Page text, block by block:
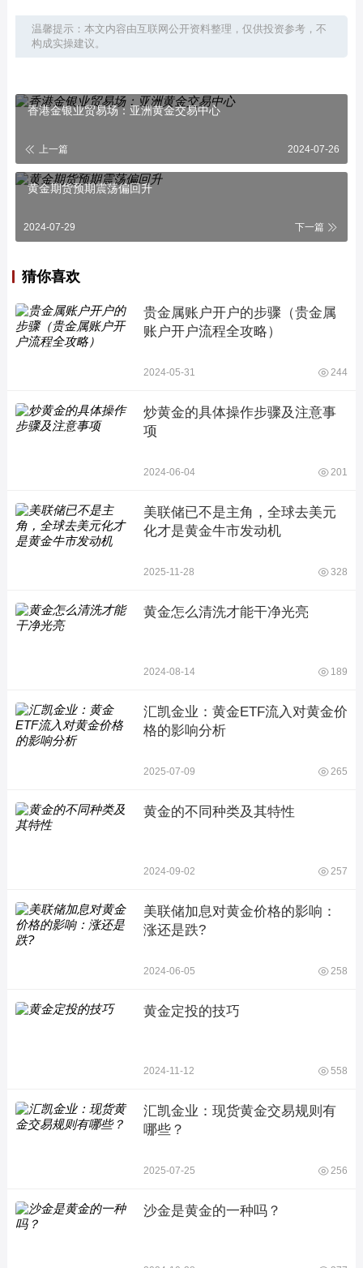
温馨提示：本文内容由互联网公开资料整理，仅供投资参考，不
构成实操建议。
香港金银业贸易场：亚洲黄金交易中心
上一篇 2024-07-26
黄金期货预期震荡偏回升
2024-07-29 下一篇
猜你喜欢
贵金属账户开户的步骤（贵金属
账户开户流程全攻略）
2024-05-31 244
炒黄金的具体操作步骤及注意事
项
2024-06-04 201
美联储已不是主角，全球去美元
化才是黄金牛市发动机
2025-11-28 328
黄金怎么清洗才能干净光亮
2024-08-14 189
汇凯金业：黄金ETF流入对黄金价
格的影响分析
2025-07-09 265
黄金的不同种类及其特性
2024-09-02 257
美联储加息对黄金价格的影响：
涨还是跌?
2024-06-05 258
黄金定投的技巧
2024-11-12 558
汇凯金业：现货黄金交易规则有
哪些？
2025-07-25 256
沙金是黄金的一种吗？